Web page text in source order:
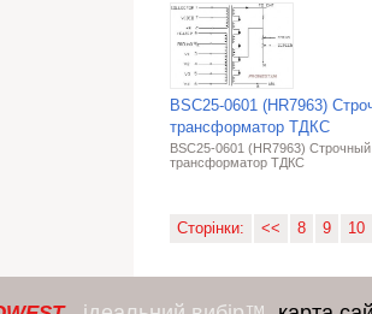
BSC25-0601 (HR7963)
трансформатор ТДКС
BSC25-0601 (HR7963) Строчный
трансформатор ТДКС
Сторінки: << 8 9 10